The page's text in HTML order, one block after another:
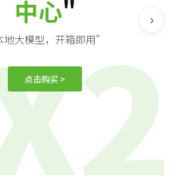
中心"
地大模型，开箱即用"
点击购买 >
›